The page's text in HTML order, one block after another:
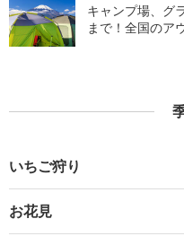
キャンプ場、グ
まで！全国のア
いちご狩り
お花見